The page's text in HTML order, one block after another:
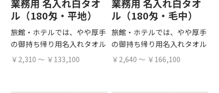
業務用 名入れ白タオ
ル（180匁・平地）
旅館・ホテルでは、やや厚手
の御持ち帰り用名入れタオル
￥2,310 ～ ￥133,100
業務用 名入れ白タオ
ル（180匁・毛中）
旅館・ホテルでは、やや厚手
の御持ち帰り用名入れタオル
￥2,640 ～ ￥166,100